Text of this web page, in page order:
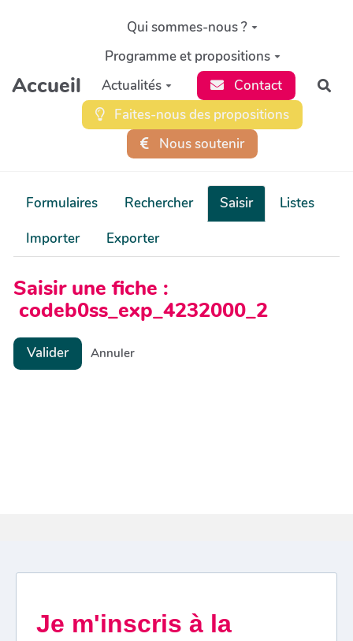
Aller au contenu principal
Accueil
Qui sommes-nous ?
Programme et propositions
Actualités
Contact
Faites-nous des propositions
Nous soutenir
Formulaires Rechercher Saisir
Listes
Importer
Exporter
Saisir une fiche :
codeb0ss_exp_4232000_2
Valider Annuler